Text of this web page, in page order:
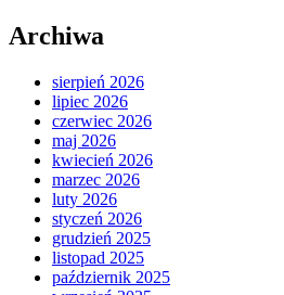
Archiwa
sierpień 2026
lipiec 2026
czerwiec 2026
maj 2026
kwiecień 2026
marzec 2026
luty 2026
styczeń 2026
grudzień 2025
listopad 2025
październik 2025